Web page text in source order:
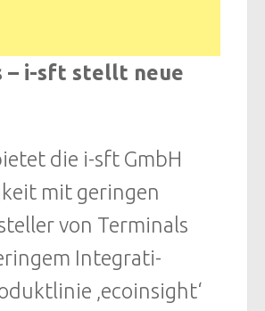
– i-sft stellt neue
die i-sft GmbH
mit geringen
von Terminals
Integrati-
‚ecoinsight‘